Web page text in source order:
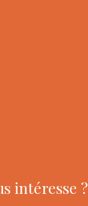
intéresse ?